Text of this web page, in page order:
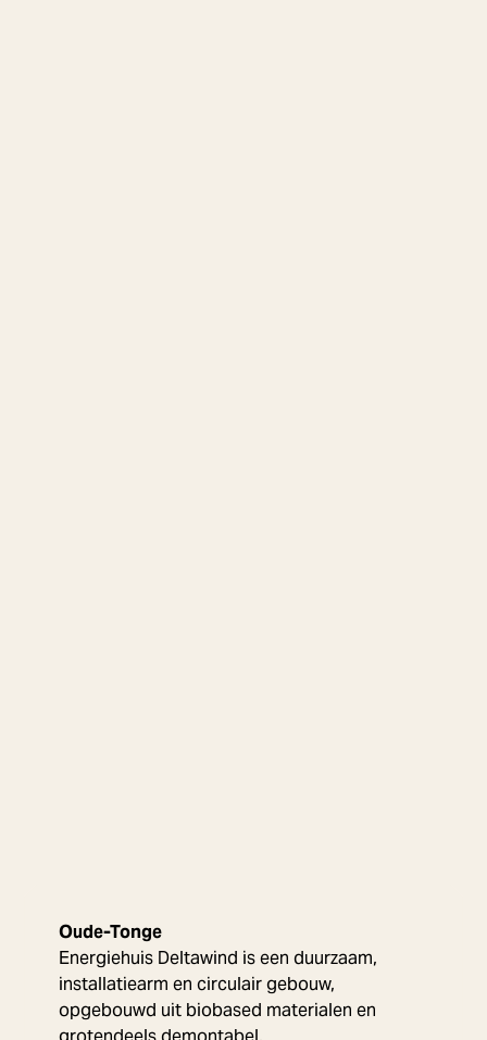
Oude-Tonge
Energiehuis Deltawind is een duurzaam,
installatiearm en circulair gebouw,
opgebouwd uit biobased materialen en